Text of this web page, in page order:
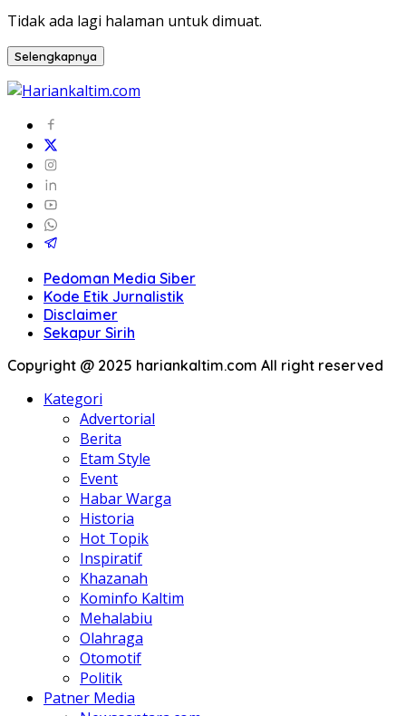
Tidak ada lagi halaman untuk dimuat.
Selengkapnya
Pedoman Media Siber
Kode Etik Jurnalistik
Disclaimer
Sekapur Sirih
Copyright @ 2025 hariankaltim.com All right reserved
Kategori
Advertorial
Berita
Etam Style
Event
Habar Warga
Historia
Hot Topik
Inspiratif
Khazanah
Kominfo Kaltim
Mehalabiu
Olahraga
Otomotif
Politik
Patner Media